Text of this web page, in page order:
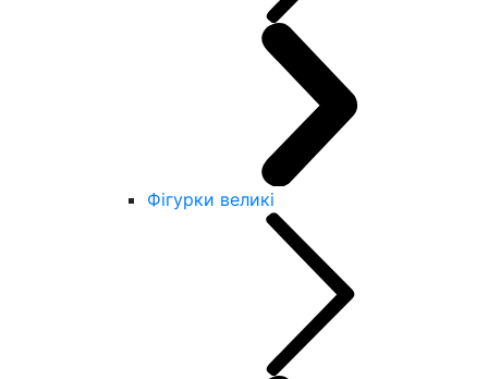
Фігурки великі